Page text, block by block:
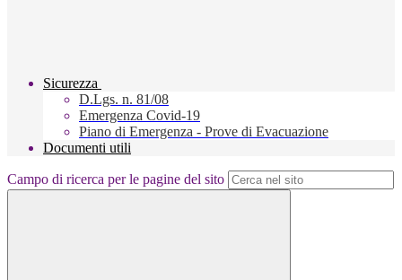
Sicurezza
D.Lgs. n. 81/08
Emergenza Covid-19
Piano di Emergenza - Prove di Evacuazione
Documenti utili
Campo di ricerca per le pagine del sito